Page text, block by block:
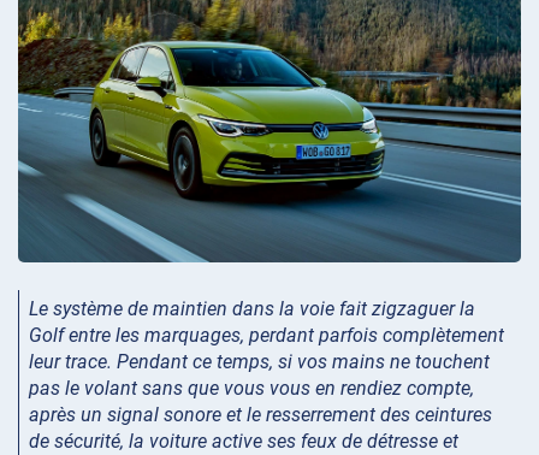
Le système de maintien dans la voie fait zigzaguer la
Golf entre les marquages, perdant parfois complètement
leur trace. Pendant ce temps, si vos mains ne touchent
pas le volant sans que vous vous en rendiez compte,
après un signal sonore et le resserrement des ceintures
de sécurité, la voiture active ses feux de détresse et